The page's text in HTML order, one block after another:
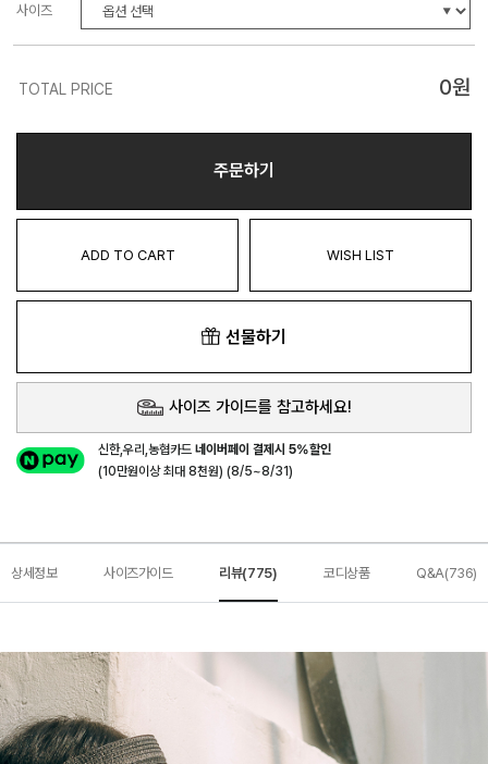
사이즈
TOTAL PRICE 0원
주문하기
ADD TO CART WISH LIST
선물하기
사이즈 가이드를 참고하세요!
신한,우리,농협카드네이버페이 결제시 5%할인
(10만원이상 최대 8천원) (8/5~8/31)
상세정보 사이즈가이드 리뷰(775) 코디상품 Q&A(736)